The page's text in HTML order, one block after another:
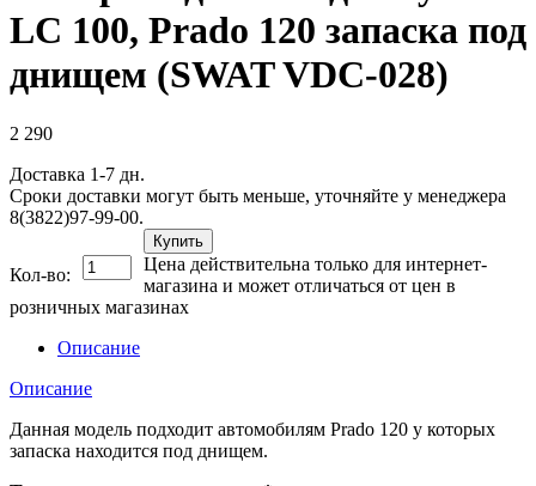
LC 100, Prado 120 запаска под
днищем (SWAT VDC-028)
2 290
Доставка 1-7 дн.
Сроки доставки могут быть меньше, уточняйте у менеджера
8(3822)97-99-00.
Кол-во:
Купить
Цена действительна только для интернет-
магазина и может отличаться от цен в
розничных магазинах
Описание
Описание
Данная модель подходит автомобилям Prado 120 у которых
запаска находится под днищем.